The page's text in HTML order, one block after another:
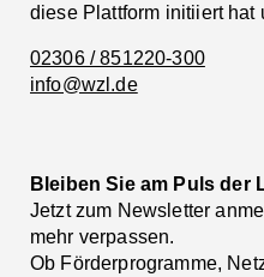
diese Plattform initiiert hat
02306 / 851220-300
info@wzl.de
Bleiben Sie am Puls der
Jetzt zum Newsletter
mehr verpassen.
Ob Förderprogramme,